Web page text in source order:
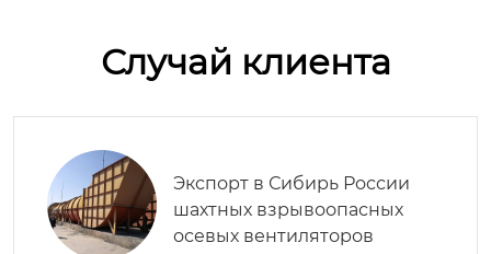
Случай клиента
Экспорт в Сибирь России
шахтных взрывоопасных
осевых вентиляторов